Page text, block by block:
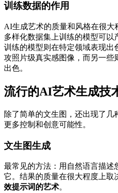
训练数据的作用
AI生成艺术的质量和风格在很大
多样化数据集上训练的模型可
训练的模型则在特定领域表现出
攻照片级真实感图像，而另一些
出色。
流行的AI艺术生成技
除了简单的文生图，还出现了几
更多控制和创意可能性。
文生图生成
最常见的方法：用自然语言描述
它。结果的质量在很大程度上
效提示词的艺术。